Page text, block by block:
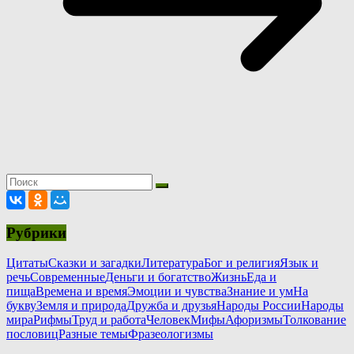
Рубрики
ЦитатыСказки и загадкиЛитератураБог и религияЯзык и
речьСовременныеДеньги и богатствоЖизньЕда и
пищаВремена и времяЭмоции и чувстваЗнание и умНа
буквуЗемля и природаДружба и друзьяНароды РоссииНароды
мираРифмыТруд и работаЧеловекМифыАфоризмыТолкование
пословицРазные темыФразеологизмы